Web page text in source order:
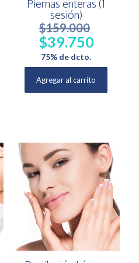
Piernas enteras (1
sesión)
$159.000
El
precio
original
era:
$159.000.
$39.750
El
precio
actual
es:
$39.750.
75% de dcto.
Agregar al carrito